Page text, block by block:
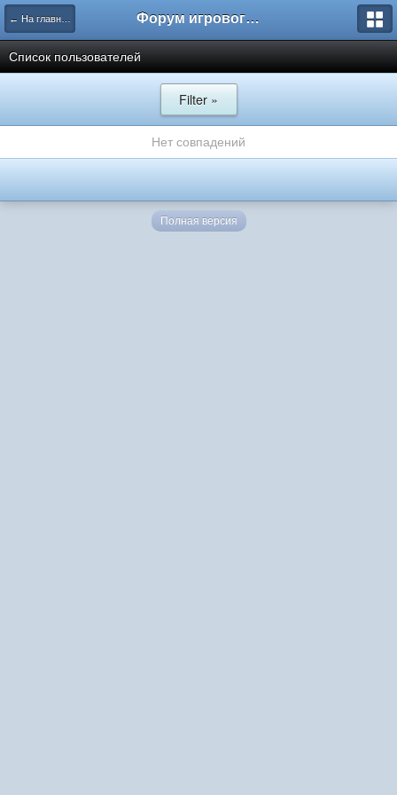
← На главную Форум игрового проекта Riverrise
Список пользователей
Filter »
Нет совпадений
Полная версия